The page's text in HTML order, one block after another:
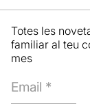
Totes les
familiar al teu
mes